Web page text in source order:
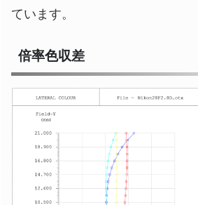
ています。
倍率色収差